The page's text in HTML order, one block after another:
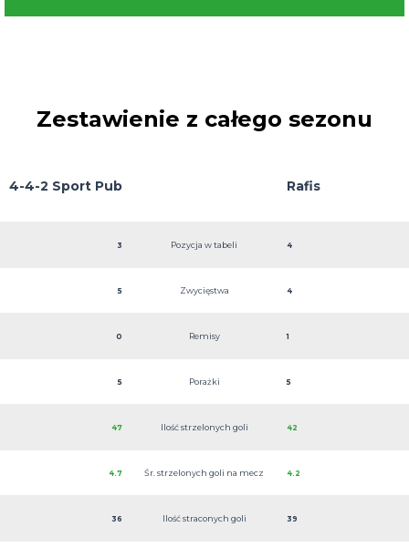
Zestawienie z całego sezonu
4-4-2 Sport Pub Rafis
3 Pozycja w tabeli 4
5 Zwycięstwa 4
0 Remisy 1
5 Porażki 5
47 Ilość strzelonych goli 42
4.7 Śr. strzelonych goli na mecz 4.2
36 Ilość straconych goli 39